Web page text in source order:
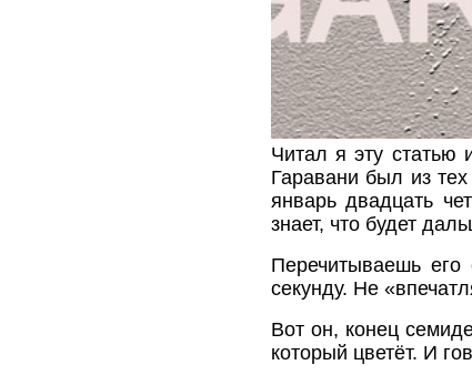
Читал я эту
Гаравани был из
январь двадцать
знает, что будет
Перечитываешь
секунду. Не
Вот он, конец
который цветёт. И